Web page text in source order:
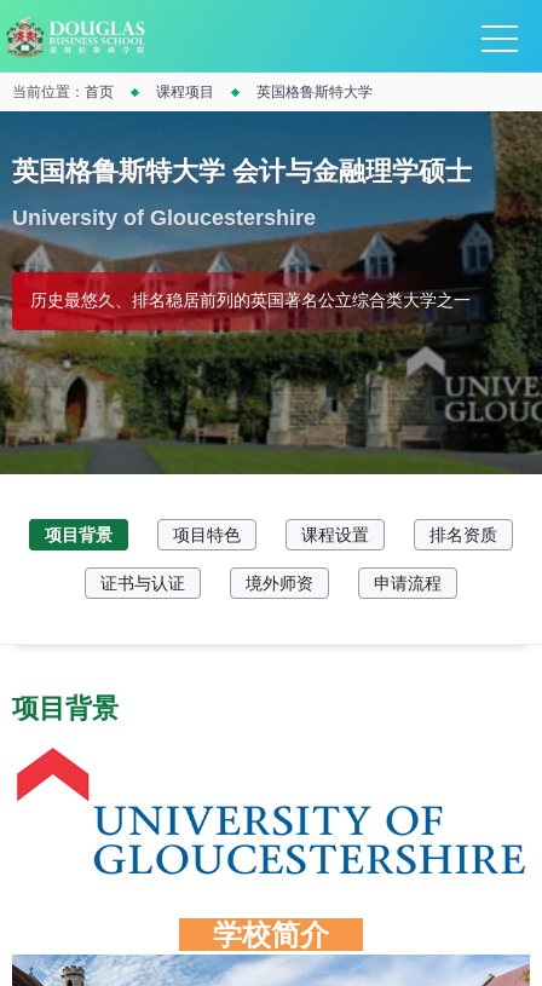
当前位置： 首页 课程项目 英国格鲁斯特大学
英国格鲁斯特大学 会计与金融理学硕士
University of Gloucestershire
历史最悠久、排名稳居前列的英国著名公立综合类大学之一
项目背景 项目特色 课程设置 排名资质
证书与认证 境外师资 申请流程
项目背景
学校简介